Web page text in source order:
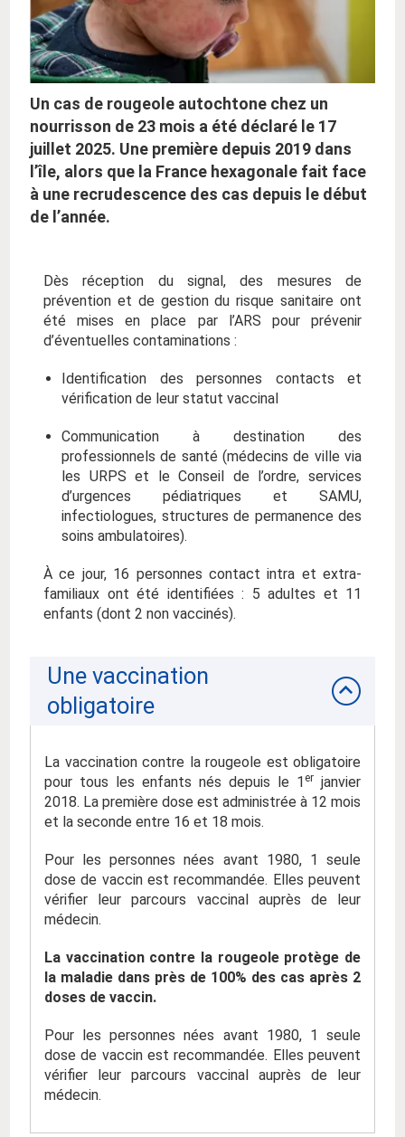
Un cas de rougeole autochtone chez un
nourrisson de 23 mois a été déclaré le 17
juillet 2025. Une première depuis 2019 dans
l’île, alors que la France hexagonale fait face
à une recrudescence des cas depuis le début
de l’année.
Dès réception du signal, des mesures de
prévention et de gestion du risque sanitaire ont
été mises en place par l’ARS pour prévenir
d’éventuelles contaminations :
Identification des personnes contacts et
vérification de leur statut vaccinal
Communication à destination des
professionnels de santé (médecins de ville via
les URPS et le Conseil de l’ordre, services
d’urgences pédiatriques et SAMU,
infectiologues, structures de permanence des
soins ambulatoires).
À ce jour, 16 personnes contact intra et extra-
familiaux ont été identifiées : 5 adultes et 11
enfants (dont 2 non vaccinés).
Une vaccination
obligatoire
La vaccination contre la rougeole est obligatoire
pour tous les enfants nés depuis le 1 er janvier
2018. La première dose est administrée à 12 mois
et la seconde entre 16 et 18 mois.
Pour les personnes nées avant 1980, 1 seule
dose de vaccin est recommandée. Elles peuvent
vérifier leur parcours vaccinal auprès de leur
médecin.
La vaccination contre la rougeole protège de
la maladie dans près de 100% des cas après 2
doses de vaccin.
Pour les personnes nées avant 1980, 1 seule
dose de vaccin est recommandée. Elles peuvent
vérifier leur parcours vaccinal auprès de leur
médecin.